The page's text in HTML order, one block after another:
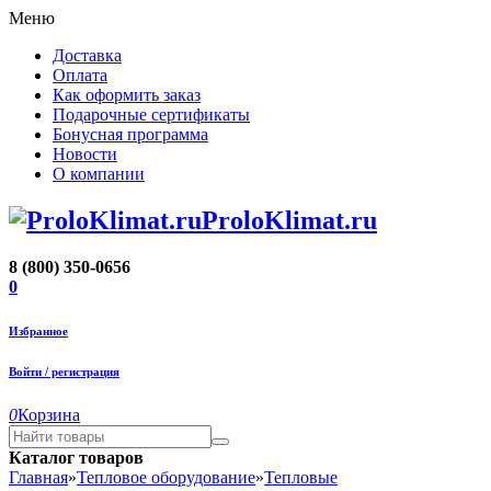
Меню
Доставка
Оплата
Как оформить заказ
Подарочные сертификаты
Бонусная программа
Новости
О компании
ProloKlimat.ru
8 (800) 350-0656
0
Избранное
Войти / регистрация
0Корзина
Каталог товаров
Главная»Тепловое оборудование»Тепловые